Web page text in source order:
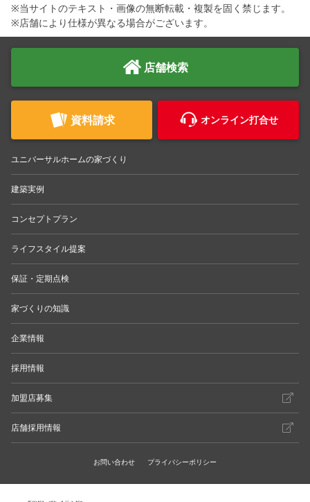
※当サイトのテキスト・画像の無断転載・複製を固く禁じます。
※店舗により仕様が異なる場合がございます。
店舗検索
資料請求 オンライン打合せ
ユニバーサルホームの家づくり
建築実例
コンセプトプラン
ライフスタイル提案
保証・定期点検
家づくりの知識
企業情報
採用情報
加盟店募集
店舗採用情報
お問い合わせ プライバシーポリシー